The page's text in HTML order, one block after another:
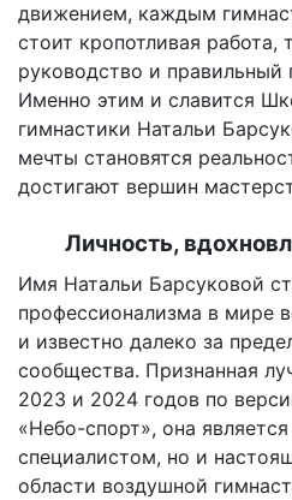
движением, каждым
стоит кропотливая работа,
руководство и
Именно этим и славится
гимнастики Натальи
мечты становятся
достигают вершин
Личность,
Имя Натальи Барсуковой
профессионализма в мире
и известно далеко за
сообщества. Признанная
2023 и 2024 годов по
«Небо-спорт», она
специалистом, но и
области воздушной